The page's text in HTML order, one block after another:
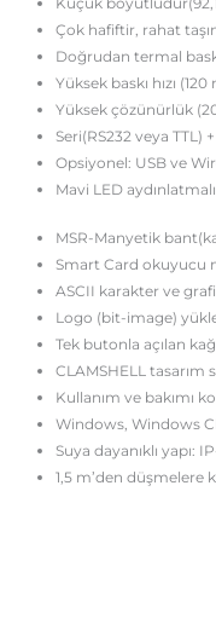
Çok hafiftir, rahat
Doğrudan termal
Yüksek baskı hızı
Yüksek çözünürlük
Seri(RS232 veya
Opsiyonel: USB ve
Mavi LED
MSR-Manyetik
Smart Card okuyucu
ASCII karakter ve
Logo (bit-image)
Tek butonla açılan
CLAMSHELL tasarım
Kullanım ve bakımı
Windows, Windows
Suya dayanıklı yapı:
1,5 m’den düşmelere